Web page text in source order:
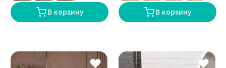
В корзину В корзину